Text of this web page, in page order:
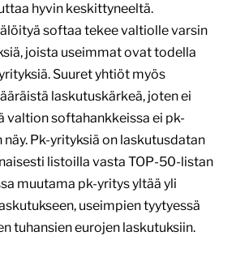
hyvin keskittyneeltä.
softaa tekee valtiolle varsin
joista useimmat ovat todella
Suuret yhtiöt myös
laskutuskärkeä, joten ei
valtion softahankkeissa ei pk-
Pk-yrityksiä on laskutusdatan
listoilla vasta TOP-50-listan
muutama pk-yritys yltää yli
useimpien tyytyessä
tuhansien eurojen laskutuksiin.